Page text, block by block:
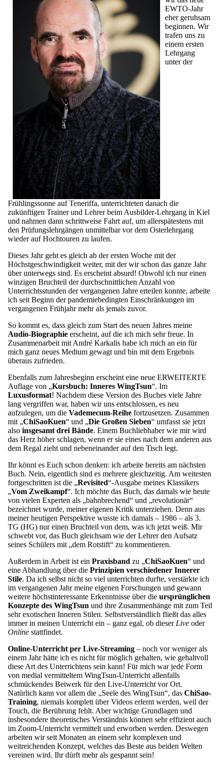
EWTO-Jahr
eher geruhsam
beginnen. Wir
trafen uns zu
einem ersten
Lehrgang
unter der
Frühlingssonne auf Teneriffa, unterrichteten danach die
zukünftigen Trainer und Lehrer beim Ausbilder-Lehrgang in Kiel
und nahmen dann schrittweise Fahrt auf, um allerspätestens mit
den Prüfungslehrgängen unmittelbar vor dem Osterlehrgang
wieder auf Hochtouren zu laufen.
Dieses Jahr geht es gleich ab der ersten Woche mit der
Höchstgeschwindigkeit weiter, mit der wir schon das ganze Jahr
über unterwegs sind. Es erscheint absurd! Obwohl ich nur einen
winzigen Bruchteil der durchschnittlichen Anzahl von
Unterrichtsstunden der vergangenen Jahre erteilen konnte, arbeite
ich seit Beginn der pandemiebedingten Einschränkungen im
vergangenen Frühjahr mehr als jemals zuvor.
So kommt es, dass gleich zum Start des neuen Jahres meine
Audio-Biographie erscheint, auf die ich mich sehr freue. In
Zusammenarbeit mit André Karkalis habe ich mich an ein für
mich ganz neues Medium gewagt und bin mit dem Ergebnis
überaus zufrieden.
Ebenfalls zum Jahresbeginn erscheint eine neue ERWEITERTE
Auflage von „Kursbuch: Inneres WingTsun“. Im
Luxusformat! Nachdem diese Version des Buches viele Jahre
lang vergriffen war, haben wir uns entschlossen, es neu
aufzulegen, um die Vademecum-Reihe fortzusetzen. Zusammen
mit „ChiSaoKuen“ und „Die Großen Sieben“ umfasst sie jetzt
also insgesamt drei Bände. Einem Buchliebhaber wie mir wird
das Herz höher schlagen, wenn er sie eines nach dem anderen aus
dem Regal zieht und nebeneinander auf den Tisch legt.
Ihr könnt es Euch schon denken: ich arbeite bereits am nächsten
Buch. Nein, eigentlich sind es mehrere gleichzeitig. Am weitesten
fortgeschritten ist die „Revisited“-Ausgabe meines Klassikers
„Vom Zweikampf“. Ich möchte das Buch, das damals wie heute
von vielen Experten als „bahnbrechend“ und „revolutionär“
bezeichnet wurde, meiner eigenen Kritik unterziehen. Denn aus
meiner heutigen Perspektive wusste ich damals – 1986 – als 3.
TG (HG) nur einen Bruchteil von dem, was ich jetzt weiß. Mir
schwebt vor, das Buch gleichsam wie der Lehrer den Aufsatz
seines Schülers mit „dem Rotstift“ zu kommentieren.
Außerdem in Arbeit ist ein Praxisband zu „ChiSaoKuen“ und
eine Abhandlung über die Prinzipien verschiedener Innerer
Stile. Da ich selbst nicht so viel unterrichten durfte, verstärkte ich
im vergangenen Jahr meine eigenen Forschungen und gewann
weitere höchstinteressante Erkenntnisse über die ursprünglichen
Konzepte des WingTsun und ihre Zusammenhänge mit zum Teil
sehr exotischen Inneren Stilen. Selbstverständlich fließt das alles
immer in meinen Unterricht ein – ganz egal, ob dieserLive oder
Online stattfindet.
Online-Unterricht per Live-Streaming – noch vor weniger als
einem Jahr hätte ich es nicht für möglich gehalten, wie gehaltvoll
diese Art des Unterrichtens sein kann! Für mich war jede Form
von medial vermitteltem WingTsun-Unterricht allenfalls
schmückendes Beiwerk für den Live-Unterricht vor Ort.
Natürlich kann vor allem die „Seele des WingTsun“, das ChiSao-
Training, niemals komplett über Videos erlernt werden, weil der
Touch, die Berührung fehlt. Aber wichtige Grundlagen und
insbesondere theoretisches Verständnis können sehr effizient auch
im Zoom-Unterricht vermittelt und erworben werden. Deswegen
arbeiten wir seit Monaten an einem sehr komplexen und
weitreichenden Konzept, welches das Beste aus beiden Welten
vereinen wird. Ihr dürft mehr als gespannt sein!